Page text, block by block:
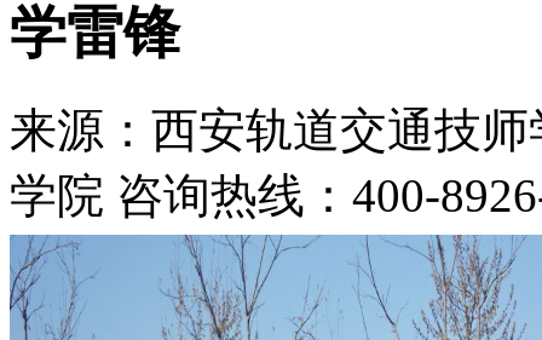
学雷锋
来源：西安轨道交通技
学院 咨询热线：400-